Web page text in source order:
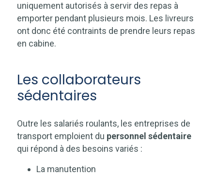
uniquement autorisés à servir des repas à
emporter pendant plusieurs mois. Les livreurs
ont donc été contraints de prendre leurs repas
en cabine.
Les collaborateurs
sédentaires
Outre les salariés roulants, les entreprises de
transport emploient du personnel sédentaire
qui répond à des besoins variés :
La manutention